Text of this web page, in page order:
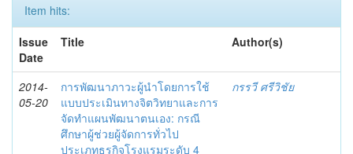
Item hits:
Issue
Date
Title Author(s)
2014-
05-20
การพัฒนาภาวะผู้นำโดยการใช้
แบบประเมินทางจิตวิทยาและการ
จัดทำแผนพัฒนาตนเอง: กรณี
ศึกษาผู้ช่วยผู้จัดการทั่วไป
ประเภทธุรกิจโรงแรมระดับ 4
กรรวี ศรีวิชัย